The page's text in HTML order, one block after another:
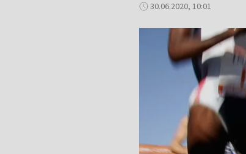
30.06.2020, 10:01